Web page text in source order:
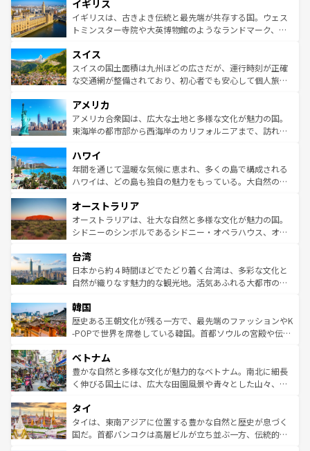
いる。シャンパンの発祥地であるランス、プロヴァンスの
香り高いラベンダー畑など、多彩な楽しみ方が可能だ。さ
らに、パリ以外の地域にも魅力が溢れており、どの街角に
れる地方に足を運ぶとそれぞれで全く異なる文化を体験で
きるだろう。 なお、新着のフランス情報はコンテンツ一覧
を参照してほしい。
顔を持つこの国は、どこを歩いても飽きることがない。ベ
ルリンの文化的活気、バイエルン州のアルプスの絶景、そ
してライン川沿いのワイン畑といった風景は必見。ビール
は、お酒好きな人にはぜひ体験してほしい。 なお、新着の
ドイツ情報はコンテンツ一覧を参照してほしい。
イギリス
イギリスは、古きよき伝統と最先端が共存する国。ウェス
トミンスター寺院や大英博物館のようなランドマーク、歴
リアごとに異なる魅力がある。また、優雅なアフタヌーン
ティー、ビール好きにはたまらない英国パブ、サッカー観
戦など、本場だからこそできる体験も豊富。イギリスを旅
ンツ一覧を参照してほしい。
スイス
スイスの国土面積は九州ほどの広さだが、運行時刻が正確
な交通網が整備されており、初心者でも安心して個人旅行
の建物がそのまま残る町や、スイスならではのユニークな
博物館もあり、アルプス観光だけでなく町歩きも満喫する
ことができる。国民の所得が高いため物価も高いが、旅行
ば市内交通費無料で観光を楽しむこともできる。 なお、新
着のスイス情報はコンテンツ一覧 を参照してほしい。
アメリカ
アメリカ合衆国は、広大な土地と多様な文化が魅力の国。
東海岸の都市部から西海岸のカリフォルニアまで、訪れる
のような巨大都市は、観光、ショッピング、エンターテイ
ンメントが詰まった刺激的なスポットだ。一方、アメリカ
西部には大自然が広がり、グランドキャニオンやイエロー
部のニューオーリンズでは、音楽と美食が融合した独特の
文化が魅力。旅行者はアメリカの各地域で異なる魅力を楽
しみながら、その多様性と豊かな歴史を感じることができ
ならではの贅沢な旅のスタイルだ。 なお、新着のアメリカ
情報はコンテンツ一覧を参照してほしい。
ハワイ
年間を通じて温暖な気候に恵まれ、多くの島で構成される
ハワイは、どの島も独自の魅力をもっている。大自然の神
ワイ島は見逃せない。また、定番の観光地といえばオアフ
島だが、静かな自然を求めるならマウイ島やカウアイ島が
おすすめ。エメラルドグリーンに輝く海をはじめ、豊かな
れるおもてなしの心で訪れる人々を迎えてくれるハワイの
人々、おいしいローカルフードやハワイアンミュージッ
ク、伝統的なフラダンスなど、すべてがハワイの魅力を彩
ワイを、存分に味わってほしい。 なお、新着のハワイ情報
はコンテンツ一覧を参照してほしい。
オーストラリア
オーストラリアは、壮大な自然と多様な文化が魅力の国。
シドニーのシンボルであるシドニー・オペラハウス、オー
リアリーフや大陸中央部にそびえるウルル（エアーズロッ
ク）、タスマニアの美しい原生林やケアンズの熱帯雨林な
ど、見どころがたくさん。また、カフェやワイン、オージ
いる。アクティビティも充実しており、サーフィンやダイ
ビング、ハイキングなど、アウトドア好きにはたまらな
い。オーストラリアの多彩な魅力を存分に味わいつくそ
参照してほしい。
台湾
日本から約４時間ほどでたどり着く台湾は、多彩な文化と
自然が織りなす魅力的な観光地。活気あふれる大都市の台
ン）、静ひつな山岳地帯である台湾東部など、都市の喧騒
と山間の静けさが共存しており、訪れる人に新しい発見と
驚きをもたらしてくれる。また、奥深い台湾の食文化も魅
容にもいいと評判のスイーツなど、バラエティ豊かな料理
が味わえる。 なお、新着の台湾情報は コンテンツ一覧を参
照してほしい。
韓国
歴史ある王朝文化が残る一方で、最先端のファッションやK
-POPで世界を席巻している韓国。首都ソウルの宮殿や伝統
き、地方に足を延ばせば四季折々の自然美を楽しむことが
できる。そして、キムチや焼肉、絶品のストリートフード
まで、さまざまな韓国料理が待っている。夜には、韓国な
リティに包まれながら、韓国の多彩な魅力を心ゆくまで味
わってみてほしい。 なお、新着の韓国情報はコンテンツ一
覧を参照してほしい。
ベトナム
豊かな自然と多様な文化が魅力的なベトナム。南北に細長
く伸びる国土には、広大な田園風景や青々とした山々、世
急速な発展と共に伝統が息づく。ハノイの古い町並みやホ
ーチミン市のフランス統治時代の建物も、独特の雰囲気を
醸し出している。また、バラエティの豊かさとおいしさで
タイ
タイは、東南アジアに位置する豊かな自然と歴史が息づく
国だ。首都バンコクは高層ビルが立ち並ぶ一方、伝統的な